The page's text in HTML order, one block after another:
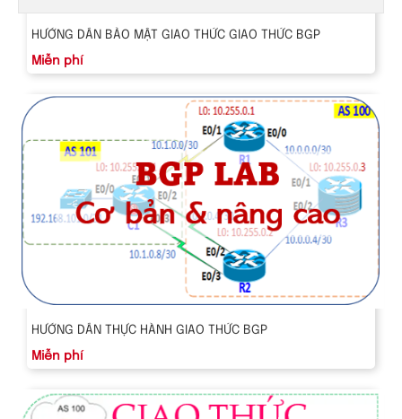
HƯỚNG DẪN BẢO MẬT GIAO THỨC GIAO THỨC BGP
Miễn phí
HƯỚNG DẪN THỰC HÀNH GIAO THỨC BGP
Miễn phí